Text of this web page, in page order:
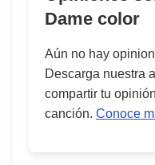
Dame color
Aún no hay
Descarga nuestra
compartir tu
canción. Conoce